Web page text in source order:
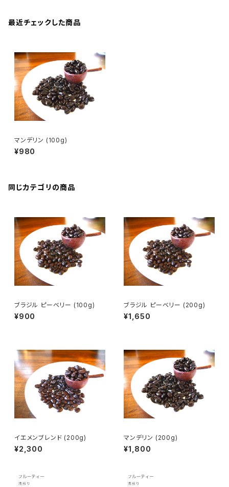
最近チェックした商品
マンデリン (100g)
¥980
同じカテゴリの商品
ブラジル ピーベリー (100g)
¥900
ブラジル ピーベリー (200g)
¥1,650
イエメンブレンド (200g)
¥2,300
マンデリン (200g)
¥1,800